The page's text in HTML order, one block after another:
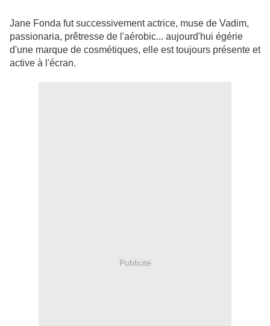
Jane Fonda fut successivement actrice, muse de Vadim,
passionaria, prêtresse de l'aérobic... aujourd'hui égérie
d'une marque de cosmétiques, elle est toujours présente et
active à l'écran.
Publicité